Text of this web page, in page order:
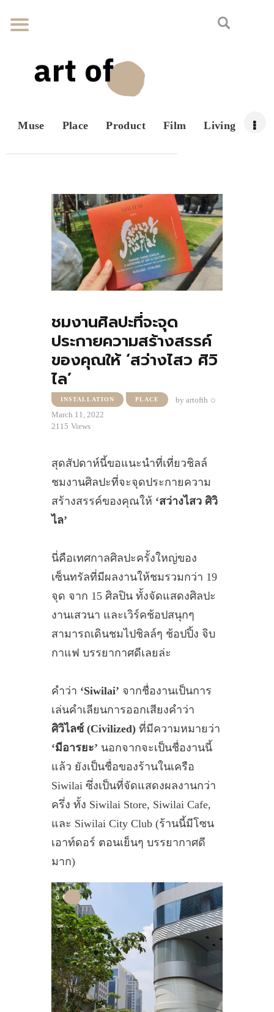
Muse Place Product Film Living
ชมงานศิลปะที่จะจุด
ประกายความสร้างสรรค์
ของคุณให้ ‘สว่างไสว ศิวิ
ไล’
INSTALLATION PLACE byartofth
March 11, 2022
2115 Views
สุดสัปดาห์นี้ขอแนะนำที่เที่ยวชิลล์
ชมงานศิลปะที่จะจุดประกายความ
สร้างสรรค์ของคุณให้ ‘สว่างไสว ศิวิ
ไล’
นี่คือเทศกาลศิลปะครั้งใหญ่ของ
เซ็นทรัลที่มีผลงานให้ชมรวมกว่า 19
จุด จาก 15 ศิลปิน ทั้งจัดแสดงศิลปะ
งานเสวนา และเวิร์คช้อปสนุกๆ
สามารถเดินชมไปชิลล์ๆ ช้อปปิ้ง จิบ
กาแฟ บรรยากาศดีเลยล่ะ
คำว่า ‘Siwilai’ จากชื่องานเป็นการ
เล่นคำเลียนการออกเสียงคำว่า
ศิวิไลซ์ (Civilized) ที่มีความหมายว่า
‘มีอารยะ’ นอกจากจะเป็นชื่องานนี้
แล้ว ยังเป็นชื่อของร้านในเครือ
Siwilai ซึ่งเป็นที่จัดแสดงผลงานกว่า
ครึ่ง ทั้ง Siwilai Store, Siwilai Cafe,
และ Siwilai City Club (ร้านนี้มีโซน
เอาท์ดอร์ ตอนเย็นๆ บรรยากาศดี
มาก)